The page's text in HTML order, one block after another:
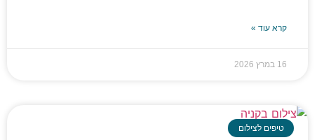
קרא עוד »
16 במרץ 2026
טיפים לצילום